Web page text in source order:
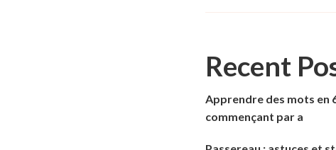
Recent
Apprendre des mots en
commençant par a